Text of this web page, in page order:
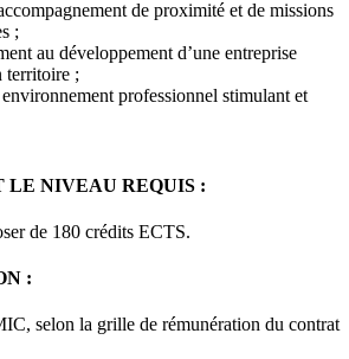
de proximité et de missions
;
au développement d’une entreprise
territoire ;
professionnel stimulant et
LE NIVEAU REQUIS :
de 180 crédits ECTS.
:
selon la grille de rémunération du contrat